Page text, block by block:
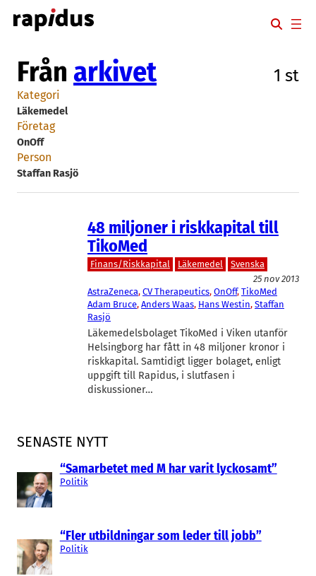
Hoppa
till
SENASTE NYTT
“Samarbetet med M har varit lyckosamt”
Politik
“Fler utbildningar som leder till jobb”
Politik
Från arkivet 1 st
Kategori
Läkemedel
Företag
OnOff
Person
Staffan Rasjö
48 miljoner i riskkapital till
TikoMed
Finans/Riskkapital Läkemedel
Svenska
25 nov 2013
AstraZeneca, CV Therapeutics, OnOff, TikoMed
Adam Bruce, Anders Waas, Hans Westin, Staffan
Rasjö
Läkemedelsbolaget TikoMed i Viken utanför
Helsingborg har fått in 48 miljoner kronor i
riskkapital. Samtidigt ligger bolaget, enligt
uppgift till Rapidus, i slutfasen i
diskussioner…